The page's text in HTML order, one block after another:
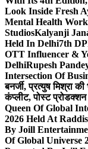
Look Inside Fresh
Mental Health
StudiosKalyanji
Held In Delhi7th
OTT Influencer &
DelhiRupesh
Intersection Of
बनर्जी, प्रत्युष मिश्रा
कंप्लीट, पोस्ट
Queen Of Global
2026 Held At
By Joill
Of Global Universe